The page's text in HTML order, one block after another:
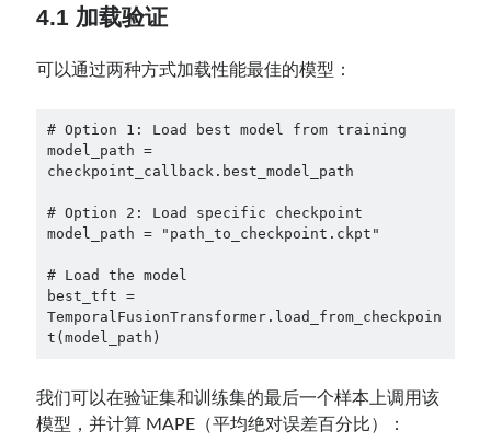
4.1 加载验证
可以通过两种方式加载性能最佳的模型：
# Option 1: Load best model from training
model_path =
checkpoint_callback.best_model_path
# Option 2: Load specific checkpoint
model_path = "path_to_checkpoint.ckpt"
# Load the model
best_tft =
TemporalFusionTransformer.load_from_checkpoin
t(model_path)
我们可以在验证集和训练集的最后一个样本上调用该
模型，并计算 MAPE（平均绝对误差百分比）：